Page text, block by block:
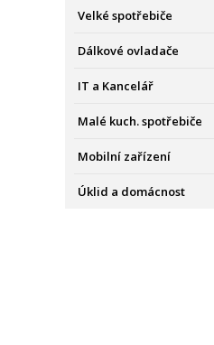
Velké spotřebiče
Dálkové ovladače
IT a Kancelář
Malé kuch. spotřebiče
Mobilní zařízení
Úklid a domácnost